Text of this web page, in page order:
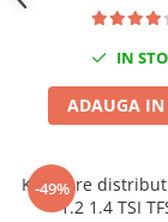
Pistoale electrice
Polizoare
Slefuitoare
Alfa romeo
Audi
IN
ADAUGA IN
-49%
Kit fixare
1.2 1.4 TSI